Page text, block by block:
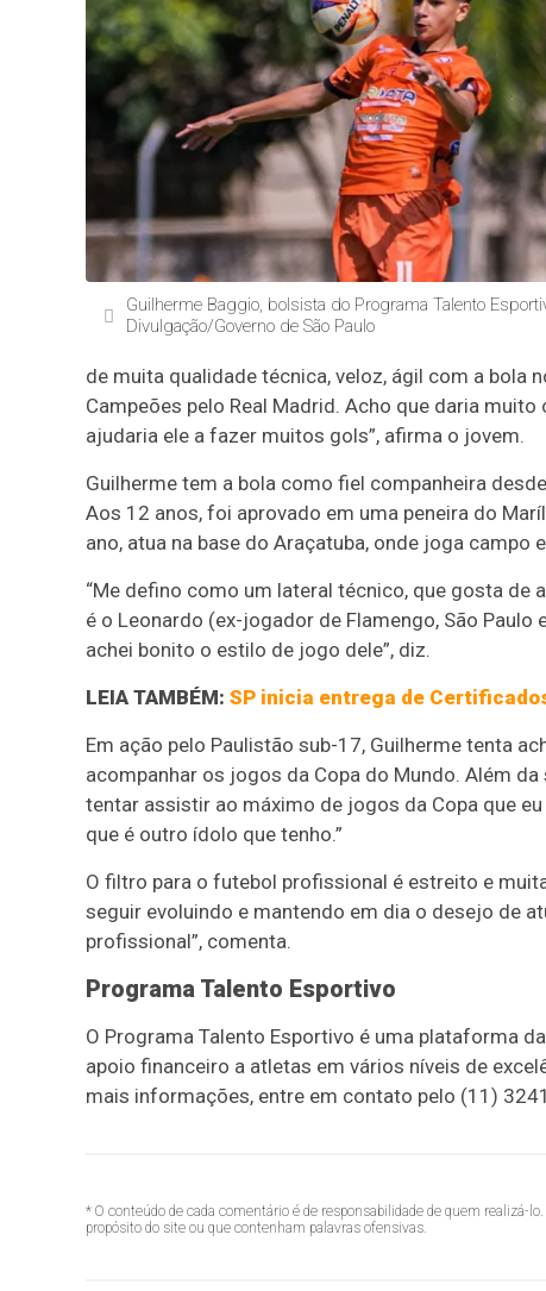
Guilherme Baggio, bolsista do Programa Talento
Divulgação/Governo de São Paulo
de muita qualidade técnica, veloz, ágil com a bola
Campeões pelo Real Madrid. Acho que daria
ajudaria ele a fazer muitos gols”, afirma o jovem.
Guilherme tem a bola como fiel companheira
Aos 12 anos, foi aprovado em uma peneira do
ano, atua na base do Araçatuba, onde joga campo
“Me defino como um lateral técnico, que gosta
é o Leonardo (ex-jogador de Flamengo, São
achei bonito o estilo de jogo dele”, diz.
LEIA TAMBÉM: SP inicia entrega de
Em ação pelo Paulistão sub-17, Guilherme tenta
acompanhar os jogos da Copa do Mundo. Além
tentar assistir ao máximo de jogos da Copa que
que é outro ídolo que tenho.”
O filtro para o futebol profissional é estreito e
seguir evoluindo e mantendo em dia o desejo de
profissional”, comenta.
Programa Talento Esportivo
O Programa Talento Esportivo é uma plataforma
apoio financeiro a atletas em vários níveis de
mais informações, entre em contato pelo (11)
* O conteúdo de cada comentário é de responsabilidade de quem realizá-
propósito do site ou que contenham palavras ofensivas.